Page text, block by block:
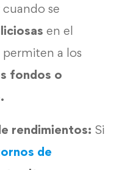
se
en el
a los
fondos o
rendimientos: Si
de